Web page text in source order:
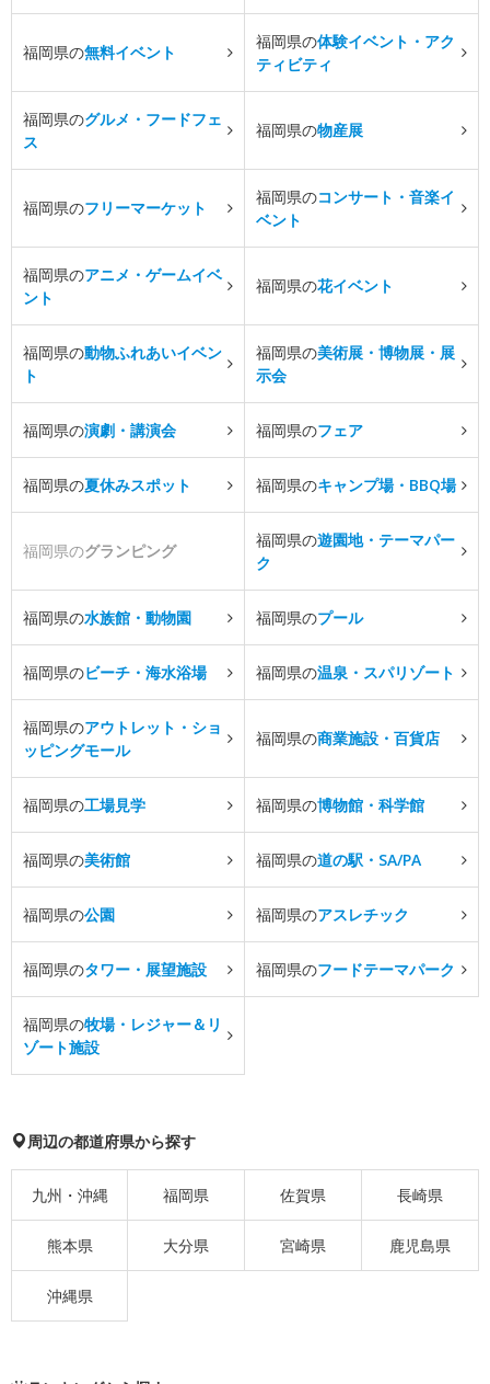
福岡県の無料イベント
福岡県の体験イベント・アク
ティビティ
福岡県のグルメ・フードフェ
ス
福岡県の物産展
福岡県のフリーマーケット
福岡県のコンサート・音楽イ
ベント
福岡県のアニメ・ゲームイベ
ント
福岡県の花イベント
福岡県の動物ふれあいイベン
ト
福岡県の美術展・博物展・展
示会
福岡県の演劇・講演会 福岡県のフェア
福岡県の夏休みスポット 福岡県のキャンプ場・BBQ場
福岡県のグランピング
福岡県の遊園地・テーマパー
ク
福岡県の水族館・動物園 福岡県のプール
福岡県のビーチ・海水浴場 福岡県の温泉・スパリゾート
福岡県のアウトレット・ショ
ッピングモール
福岡県の商業施設・百貨店
福岡県の工場見学 福岡県の博物館・科学館
福岡県の美術館 福岡県の道の駅・SA/PA
福岡県の公園 福岡県のアスレチック
福岡県のタワー・展望施設 福岡県のフードテーマパーク
福岡県の牧場・レジャー＆リ
ゾート施設
周辺の都道府県から探す
九州・沖縄 福岡県 佐賀県 長崎県
熊本県 大分県 宮崎県 鹿児島県
沖縄県